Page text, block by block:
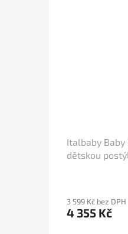
Italbaby Baby
dětskou
3 599 Kč bez DPH
4 355 Kč